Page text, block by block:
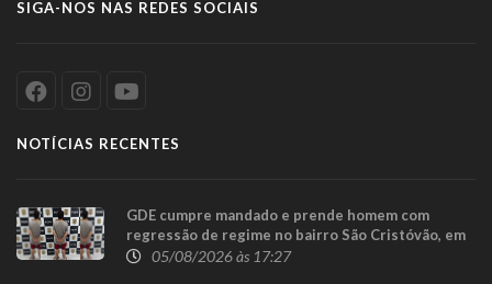
SIGA-NOS NAS REDES SOCIAIS
NOTÍCIAS RECENTES
GDE cumpre mandado e prende homem com
regressão de regime no bairro São Cristóvão, em
Cascavel
05/08/2026 às 17:27